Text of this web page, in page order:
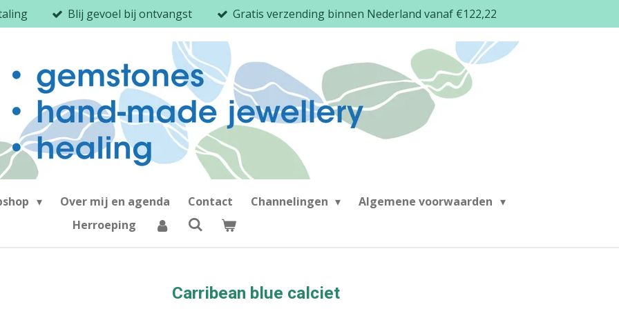
Blij gevoel bij ontvangst Gratis verzending binnen Nederland vanaf €122,22
Over mij en agenda Contact Channelingen
Algemene voorwaarden
Herroeping
Carribean blue calciet